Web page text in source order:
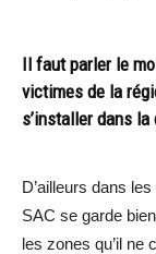
Il faut parler le
victimes de la
s’installer dans la
D’ailleurs dans
SAC se garde
les zones qu’il ne